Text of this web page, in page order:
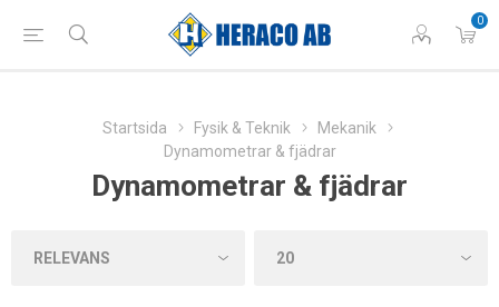
0
Startsida Fysik & Teknik
Mekanik
Dynamometrar & fjädrar
Dynamometrar & fjädrar